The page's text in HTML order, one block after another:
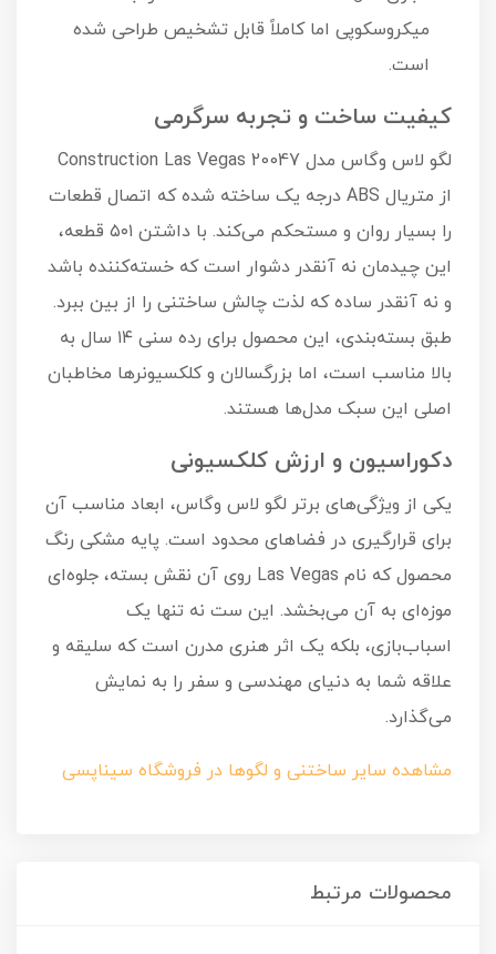
میکروسکوپی اما کاملاً قابل تشخیص طراحی شده
است.
کیفیت ساخت و تجربه سرگرمی
لگو لاس وگاس مدل Construction Las Vegas 20047
از متریال ABS درجه یک ساخته شده که اتصال قطعات
را بسیار روان و مستحکم می‌کند. با داشتن ۵۰۱ قطعه،
این چیدمان نه آنقدر دشوار است که خسته‌کننده باشد
و نه آنقدر ساده که لذت چالش ساختنی را از بین ببرد.
طبق بسته‌بندی، این محصول برای رده سنی ۱۴ سال به
بالا مناسب است، اما بزرگسالان و کلکسیونرها مخاطبان
اصلی این سبک مدل‌ها هستند.
دکوراسیون و ارزش کلکسیونی
یکی از ویژگی‌های برتر لگو لاس وگاس، ابعاد مناسب آن
برای قرارگیری در فضاهای محدود است. پایه مشکی رنگ
محصول که نام Las Vegas روی آن نقش بسته، جلوه‌ای
موزه‌ای به آن می‌بخشد. این ست نه تنها یک
اسباب‌بازی، بلکه یک اثر هنری مدرن است که سلیقه و
علاقه شما به دنیای مهندسی و سفر را به نمایش
می‌گذارد.
مشاهده سایر ساختنی و لگوها در فروشگاه سیناپسی
محصولات مرتبط